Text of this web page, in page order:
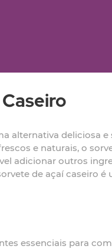
alternativa deliciosa
e naturais, o
adicionar outros
de açaí caseiro
essenciais para